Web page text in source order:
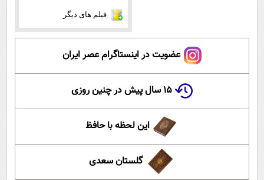
فیلم های دیگر
عضویت در اینستاگرام عصر ایران
۱۵ سال پیش در چنین روزی
این لحظه با حافظ
گلستان سعدی